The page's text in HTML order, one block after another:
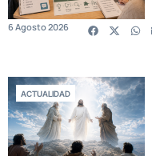
6 Agosto 2026
ACTUALIDAD